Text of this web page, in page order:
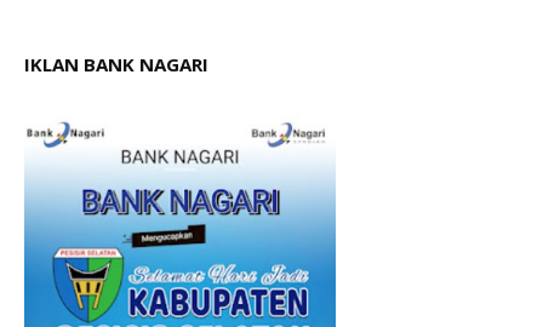
IKLAN BANK NAGARI